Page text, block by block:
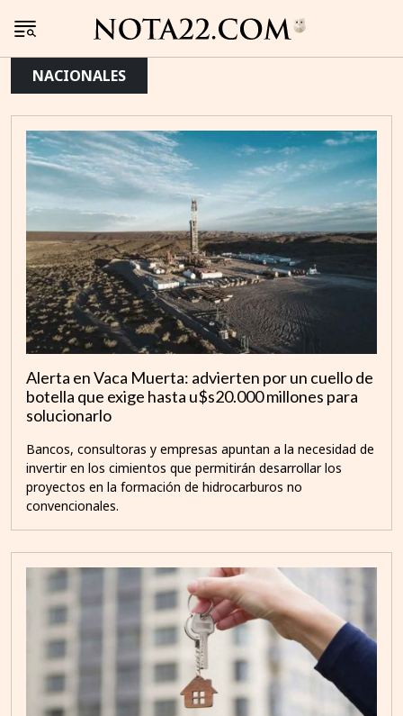
NACIONALES
Alerta en Vaca Muerta: advierten por un cuello de
botella que exige hasta u$s20.000 millones para
solucionarlo
Bancos, consultoras y empresas apuntan a la necesidad de
invertir en los cimientos que permitirán desarrollar los
proyectos en la formación de hidrocarburos no
convencionales.